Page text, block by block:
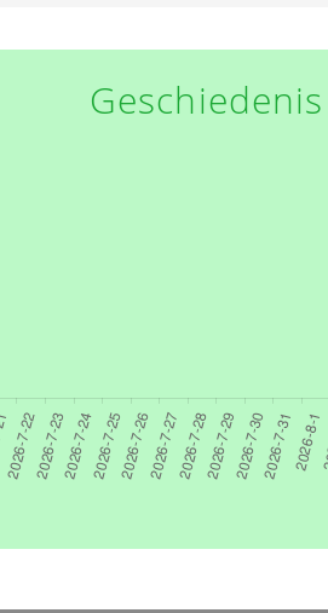
Geschiedenis